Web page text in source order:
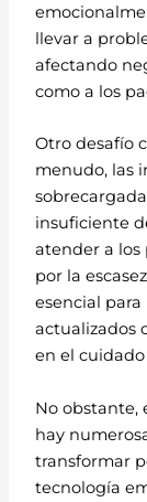
llevar a
afectando
como a los
Otro desafío
menudo, las
insuficiente
atender a los
por la
esencial
actualizados
en el
No obstante,
hay
transformar
tecnología